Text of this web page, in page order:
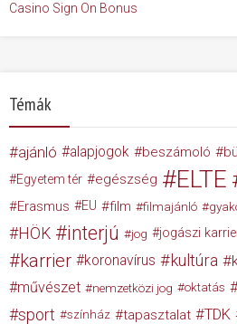
Casino Sign On Bonus
Témák
ajánló alapjogok beszámoló
Egyetem tér egészség ELTE
Erasmus EU film filmajánló
HÖK interjú jog jogászi
karrier koronavírus kultúra
művészet nemzetközi jog oktatás
sport színház tapasztalat TDK